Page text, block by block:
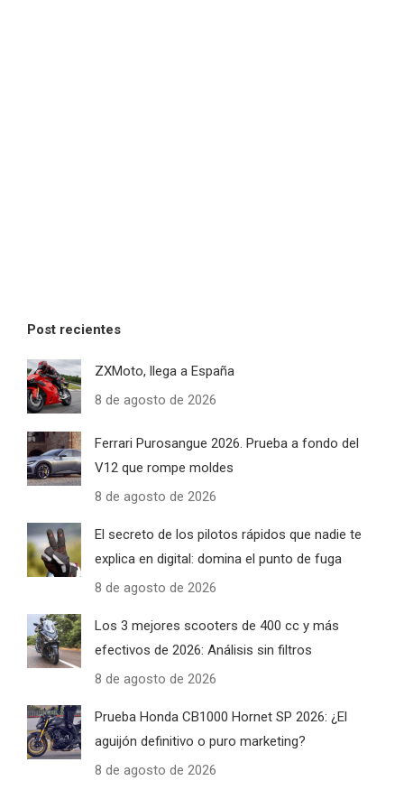
Post recientes
ZXMoto, llega a España
8 de agosto de 2026
Ferrari Purosangue 2026. Prueba a fondo del
V12 que rompe moldes
8 de agosto de 2026
El secreto de los pilotos rápidos que nadie te
explica en digital: domina el punto de fuga
8 de agosto de 2026
Los 3 mejores scooters de 400 cc y más
efectivos de 2026: Análisis sin filtros
8 de agosto de 2026
Prueba Honda CB1000 Hornet SP 2026: ¿El
aguijón definitivo o puro marketing?
8 de agosto de 2026